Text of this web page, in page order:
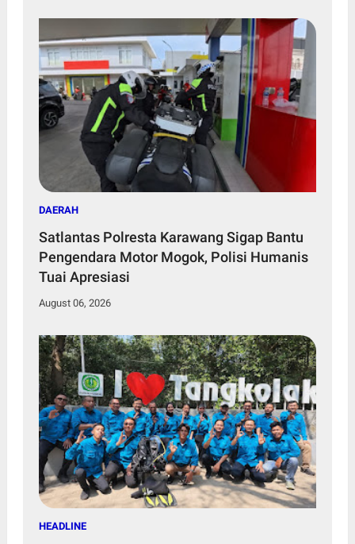
DAERAH
Satlantas Polresta Karawang Sigap Bantu
Pengendara Motor Mogok, Polisi Humanis
Tuai Apresiasi
August 06, 2026
HEADLINE